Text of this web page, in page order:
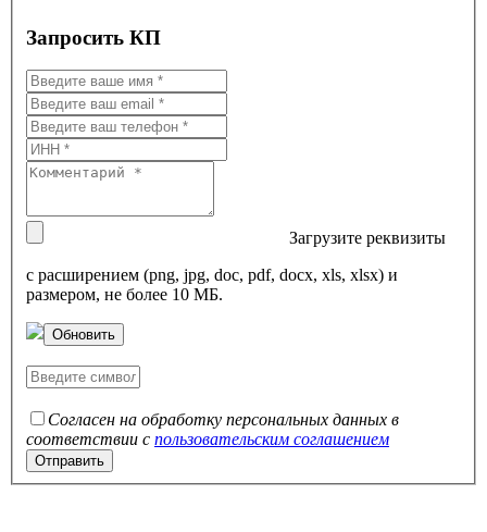
Запросить КП
Загрузите реквизиты
с расширением (png, jpg, doc, pdf, docx, xls, xlsx) и
размером, не более 10 МБ.
Обновить
Согласен на обработку персональных данных в
соответствии с пользовательским соглашением